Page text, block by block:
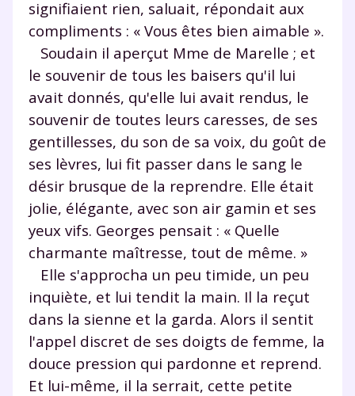
signifiaient rien, saluait, répondait aux
compliments : « Vous êtes bien aimable ».
Soudain il aperçut Mme de Marelle ; et
le souvenir de tous les baisers qu'il lui
avait donnés, qu'elle lui avait rendus, le
souvenir de toutes leurs caresses, de ses
gentillesses, du son de sa voix, du goût de
ses lèvres, lui fit passer dans le sang le
désir brusque de la reprendre. Elle était
jolie, élégante, avec son air gamin et ses
yeux vifs. Georges pensait : « Quelle
charmante maîtresse, tout de même. »
Elle s'approcha un peu timide, un peu
inquiète, et lui tendit la main. Il la reçut
dans la sienne et la garda. Alors il sentit
l'appel discret de ses doigts de femme, la
douce pression qui pardonne et reprend.
Et lui-même, il la serrait, cette petite